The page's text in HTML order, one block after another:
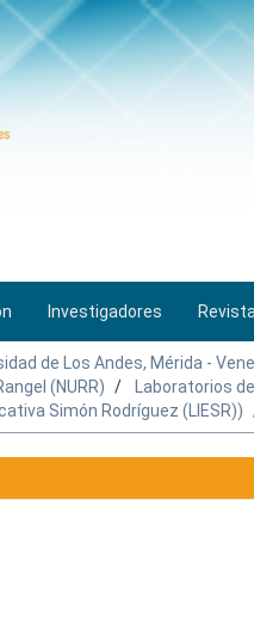
Investigadores
de Los Andes, Mérida -
(NURR)
Laboratorios
Simón Rodríguez (LIESR))